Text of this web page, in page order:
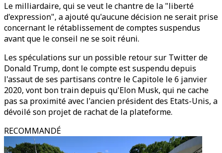
Le milliardaire, qui se veut le chantre de la "liberté
d'expression", a ajouté qu'aucune décision ne serait prise
concernant le rétablissement de comptes suspendus
avant que le conseil ne se soit réuni.
Les spéculations sur un possible retour sur Twitter de
Donald Trump, dont le compte est suspendu depuis
l'assaut de ses partisans contre le Capitole le 6 janvier
2020, vont bon train depuis qu'Elon Musk, qui ne cache
pas sa proximité avec l'ancien président des Etats-Unis, a
dévoilé son projet de rachat de la plateforme.
RECOMMANDÉ